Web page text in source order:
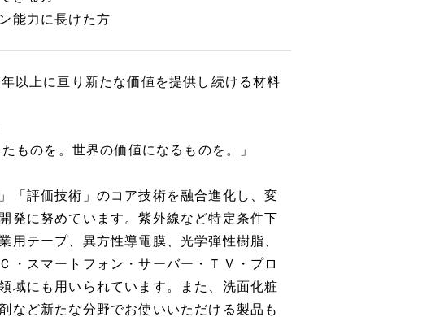
能力に長けた方
以上に亘り新たな価値を提供し続ける材料
のを。世界の価値になるものを。」
「評価技術」のコア技術を融合進化し、変
発に努めています。紫外線など特定条件下
用テープ、異方性導電膜、光学弾性樹脂、
・スマートフォン・サーバー・ＴＶ・プロ
域にも用いられています。また、洗面化粧
など新たな分野でお使いいただける製品も